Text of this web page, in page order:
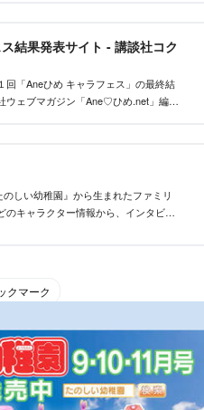
果発表サイト - 講談社コク
回「Aneひめ キャラフェス」の最終結
ェブマガジン「Ane♡ひめ.net」編集
しい幼稚園』から生まれたファミリ
のキャラクター情報から、インタビュ
クマーク